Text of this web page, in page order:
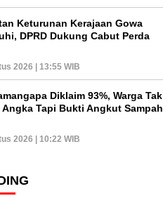
Keturunan Kerajaan Gowa
DPRD Dukung Cabut Perda
2026 | 13:55 WIB
Diklaim 93%, Warga Tak
Tapi Bukti Angkut Sampah
2026 | 10:22 WIB